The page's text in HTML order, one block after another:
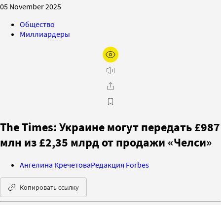
05 November 2025
Общество
Миллиардеры
The Times: Украине могут передать £987
млн из £2,35 млрд от продажи «Челси»
Ангелина КречетоваРедакция Forbes
Копировать ссылку